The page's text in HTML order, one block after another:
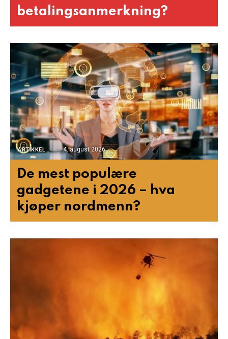
betalingsanmerkning?
ARTIKKEL 4. august 2026
De mest populære
gadgetene i 2026 – hva
kjøper nordmenn?